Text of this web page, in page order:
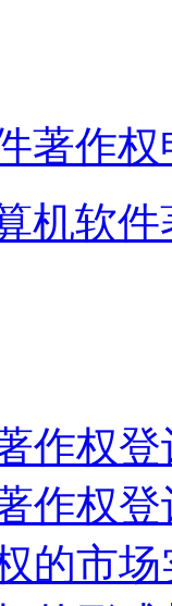
著作
机软
作权
作权
的市